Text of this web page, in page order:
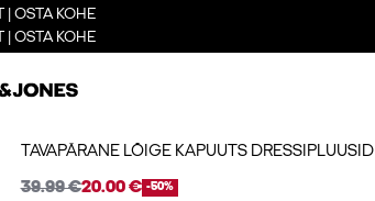
| OSTA KOHE
| OSTA KOHE
TAVAPÄRANE LÕIGE KAPUUTS DRESSIPLUUSID
39.99 €20.00 € -50%